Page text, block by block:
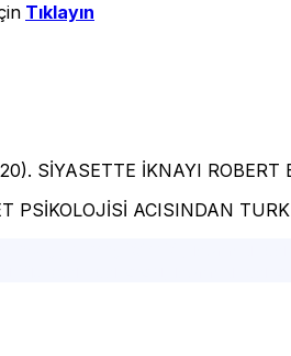
Tıklayın
SİYASETTE İKNAYI
PSİKOLOJİSİ ACISINDAN